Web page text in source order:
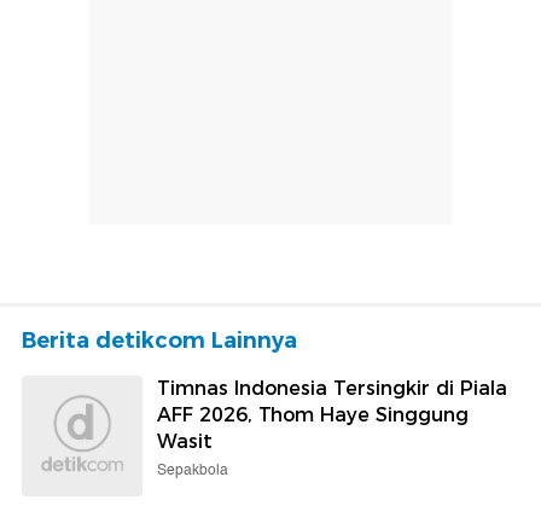
Berita detikcom Lainnya
Timnas Indonesia Tersingkir di Piala
AFF 2026, Thom Haye Singgung
Wasit
Sepakbola